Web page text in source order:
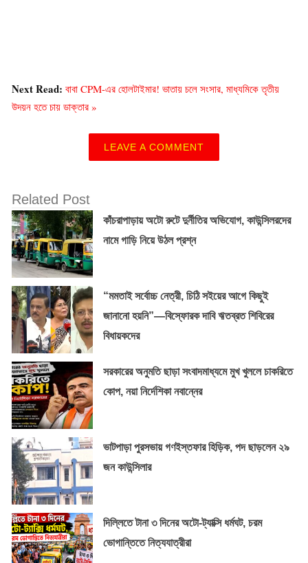
Next Read: বাবা CPM-এর হোলটাইমার! ভাতায় চলে সংসার, মাধ্যমিকে তৃতীয়
উদয়ন হতে চায় ডাক্তার »
LEAVE A COMMENT
Related Post
কাঁচরাপাড়ায় অটো রুটে দুর্নীতির অভিযোগ, কাউন্সিলরদের
নামে গাড়ি নিয়ে উঠল প্রশ্ন
“মমতাই সর্বোচ্চ নেত্রী, চিঠি সইয়ের আগে কিছুই
জানানো হয়নি”—বিস্ফোরক দাবি ঋতব্রত শিবিরের
বিধায়কদের
সরকারের অনুমতি ছাড়া সংবাদমাধ্যমে মুখ খুললে চাকরিতে
কোপ, নয়া নির্দেশিকা নবান্নের
ভাটপাড়া পুরসভায় গণইস্তফার হিড়িক, পদ ছাড়লেন ২৯
জন কাউন্সিলার
দিল্লিতে টানা ৩ দিনের অটো-ট্যাক্সি ধর্মঘট, চরম
ভোগান্তিতে নিত্যযাত্রীরা